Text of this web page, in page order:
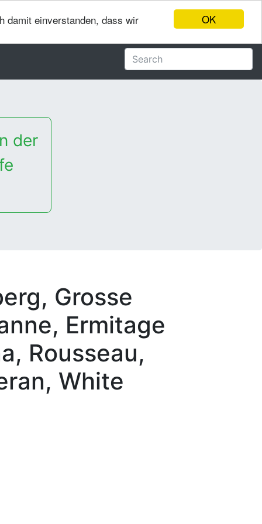
OK
damit einverstanden, dass wir
der
Grosse
Ermitage
Rousseau,
White